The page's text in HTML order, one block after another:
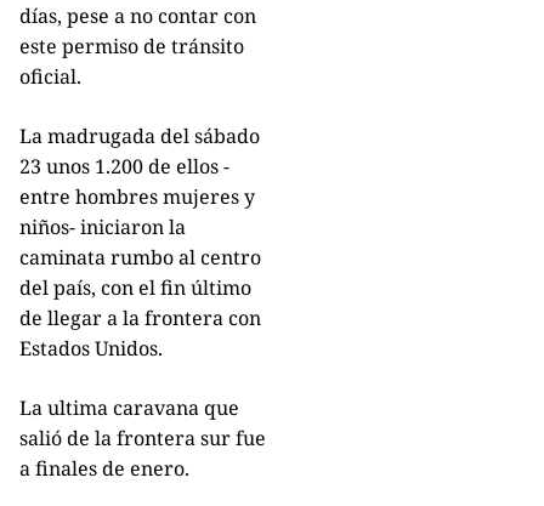
días, pese a no contar con
este permiso de tránsito
oficial.
La madrugada del sábado
23 unos 1.200 de ellos -
entre hombres mujeres y
niños- iniciaron la
caminata rumbo al centro
del país, con el fin último
de llegar a la frontera con
Estados Unidos.
La ultima caravana que
salió de la frontera sur fue
a finales de enero.